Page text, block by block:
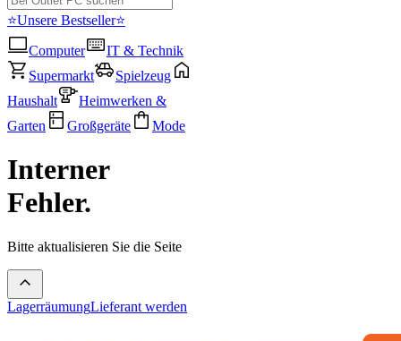
⭐Unsere Bestseller⭐
Computer
IT & Technik
Supermarkt
Spielzeug
Haushalt
Heimwerken &
Garten
Großgeräte Mode
Interner
Fehler.
Bitte aktualisieren Sie die Seite
LagerräumungLieferant werden